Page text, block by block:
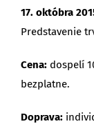
17. októbra
Predstavenie
Cena: dospelí
bezplatne.
Doprava: